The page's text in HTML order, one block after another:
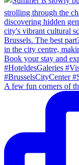
A few fun corners of